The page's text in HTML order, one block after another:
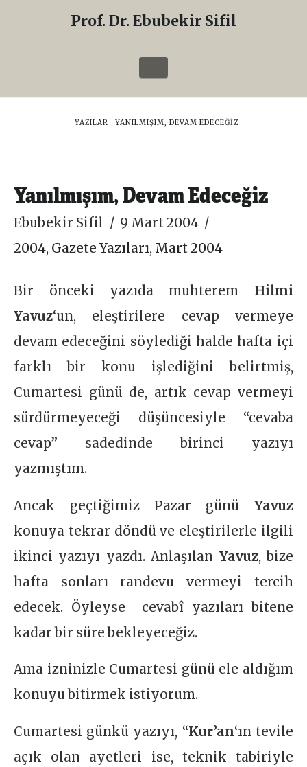
Sifil
Prof. Dr. Ebubekir Sifil
Navigation
HOME
YAZILAR YANILMIŞIM, DEVAM EDECEĞIZ
Yanılmışım, Devam Edeceğiz
Ebubekir Sifil
9 Mart 2004
2004, Gazete Yazıları, Mart 2004
Bir önceki yazıda muhterem Hilmi
Yavuz‘un, eleştirilere cevap vermeye
devam edeceğini söylediği halde hafta içi
farklı bir konu işlediğini belirtmiş,
Cumartesi günü de, artık cevap vermeyi
sürdürmeyeceği düşüncesiyle “cevaba
cevap” sadedinde birinci yazıyı
yazmıştım.
Ancak geçtiğimiz Pazar günü Yavuz
konuya tekrar döndü ve eleştirilerle ilgili
ikinci yazıyı yazdı. Anlaşılan Yavuz, bize
hafta sonları randevu vermeyi tercih
edecek. Öyleyse cevabî yazıları bitene
kadar bir süre bekleyeceğiz.
Ama izninizle Cumartesi günü ele aldığım
konuyu bitirmek istiyorum.
Cumartesi günkü yazıyı, “Kur’an‘ın tevile
açık olan ayetleri ise, teknik tabiriyle